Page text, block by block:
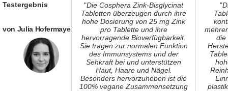
"Die Cosphera Zink-Bisglycinat
Tabletten überzeugen durch ihre
hohe Dosierung von 25 mg Zink
pro Tablette und ihre
hervorragende Bioverfügbarkeit.
Sie tragen zur normalen Funktion
des Immunsystems und der
Sehkraft bei und unterstützen
Haut, Haare und Nägel.
Besonders hervorzuheben ist die
100% vegane Zusammensetzung
"
die
Testergebnis
von Julia Hofermayer